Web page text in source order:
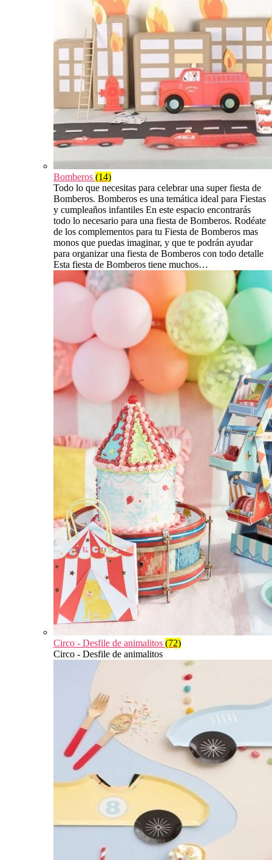
Bomberos (14)
Todo lo que necesitas para celebrar una super fiesta de
Bomberos. Bomberos es una temática ideal para Fiestas
y cumpleaños infantiles En este espacio encontrarás
todo lo necesario para una fiesta de Bomberos. Rodéate
de los complementos para tu Fiesta de Bomberos mas
monos que puedas imaginar, y que te podrán ayudar
para organizar una fiesta de Bomberos con todo detalle
Esta fiesta de Bomberos tiene muchos…
Circo - Desfile de animalitos (72)
Circo - Desfile de animalitos